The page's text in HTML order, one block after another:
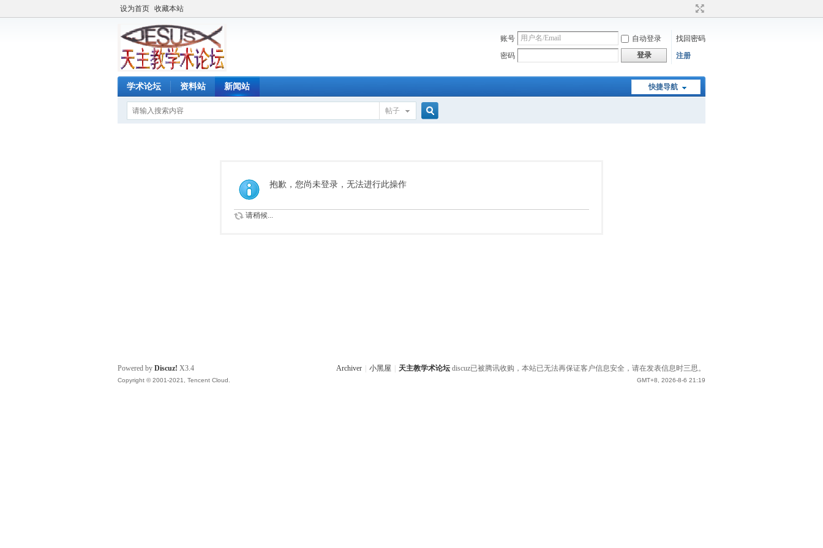
设为首页 收藏本站
账号 自动登录
找回密码
密码
登录 注册
快捷导航
学术论坛 资料站 新闻站
帖子
抱歉，您尚未登录，无法进行此操作
请稍候...
Archiver 小黑屋 天主教学术论坛 discuz已被腾讯收购，本站已无法再保证客户信息安全，请在发表信息时三思。
GMT+8, 2026-8-6 21:19
Powered by Discuz! X3.4
Copyright © 2001-2021, Tencent Cloud.